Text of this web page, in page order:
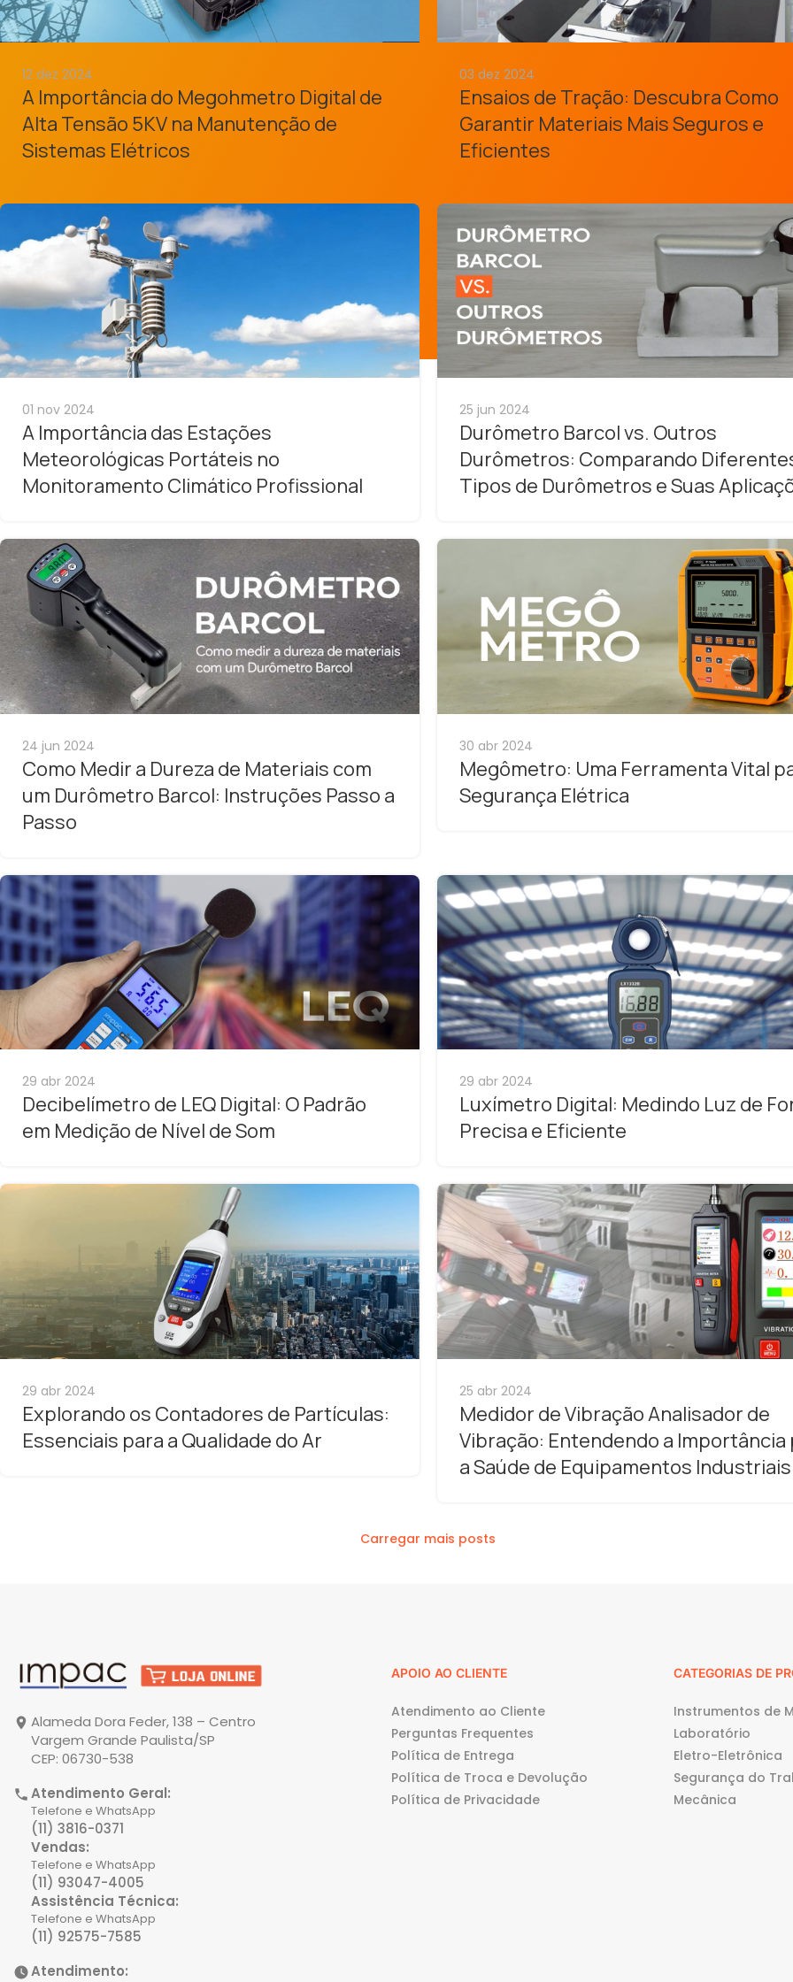
12 dez 2024
A Importância do Megohmetro Digital de
Alta Tensão 5KV na Manutenção de
Sistemas Elétricos
03 dez 2024
Ensaios de Tração: Descubra Como
Garantir Materiais Mais Seguros e
Eficientes
01 nov 2024
A Importância das Estações
Meteorológicas Portáteis no
Monitoramento Climático Profissional
25 jun 2024
Durômetro Barcol vs. Outros
Durômetros: Comparando
Tipos de Durômetros e Suas
24 jun 2024
Como Medir a Dureza de Materiais com
um Durômetro Barcol: Instruções Passo a
Passo
30 abr 2024
Megômetro: Uma Ferramenta Vital
Segurança Elétrica
29 abr 2024
Decibelímetro de LEQ Digital: O Padrão
em Medição de Nível de Som
29 abr 2024
Luxímetro Digital: Medindo Luz de
Precisa e Eficiente
29 abr 2024
Explorando os Contadores de Partículas:
Essenciais para a Qualidade do Ar
25 abr 2024
Medidor de Vibração Analisador de
Vibração: Entendendo a Importância
a Saúde de Equipamentos Industriais
Carregar mais posts
Alameda Dora Feder, 138 – Centro
Vargem Grande Paulista/SP
CEP: 06730-538
Atendimento Geral:
Telefone e WhatsApp
(11) 3816-0371
Vendas:
Telefone e WhatsApp
(11) 93047-4005
Assistência Técnica:
Telefone e WhatsApp
(11) 92575-7585
Atendimento:
APOIO AO CLIENTE
Atendimento ao Cliente
Perguntas Frequentes
Política de Entrega
Política de Troca e Devolução
Política de Privacidade
CATEGORIAS DE
Instrumentos de
Laboratório
Eletro-Eletrônica
Segurança do
Mecânica